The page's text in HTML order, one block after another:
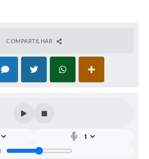
Urbana
BQ
COMPARTILHAR